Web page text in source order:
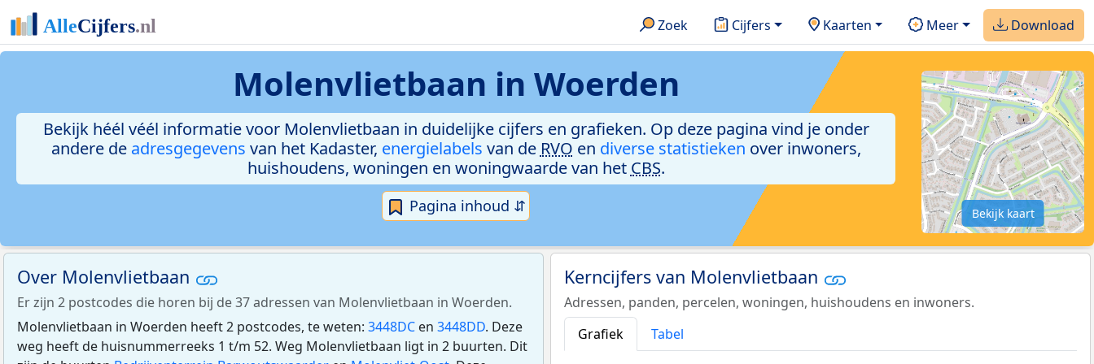
Zoek Cijfers Kaarten Meer Download
Molenvlietbaan in Woerden
Bekijk héél véél informatie voor Molenvlietbaan in duidelijke cijfers en grafieken. Op deze pagina vind je onder
andere de adresgegevens van het Kadaster, energielabels van de RVO en diverse statistieken over inwoners,
huishoudens, woningen en woningwaarde van het CBS.
Pagina inhoud ⇵ Bekijk kaart
Over Molenvlietbaan
Er zijn 2 postcodes die horen bij de 37 adressen van Molenvlietbaan in Woerden.
Molenvlietbaan in Woerden heeft 2 postcodes, te weten: 3448DC en 3448DD. Deze
weg heeft de huisnummerreeks 1 t/m 52. Weg Molenvlietbaan ligt in 2 buurten. Dit
Kerncijfers van Molenvlietbaan
Adressen, panden, percelen, woningen, huishoudens en inwoners.
Grafiek
Tabel